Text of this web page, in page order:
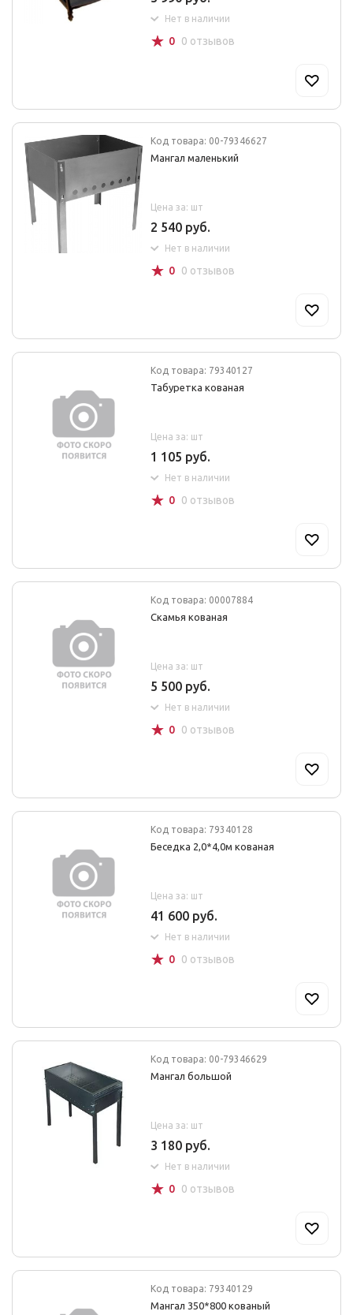
Нет в наличии
☆ 0 0 отзывов
Код товара: 00-79346627
Мангал маленький
Цена за: шт
2 540 руб.
Нет в наличии
☆ 0 0 отзывов
Код товара: 79340127
Табуретка кованая
Цена за: шт
1 105 руб.
Нет в наличии
☆ 0 0 отзывов
Код товара: 00007884
Скамья кованая
Цена за: шт
5 500 руб.
Нет в наличии
☆ 0 0 отзывов
Код товара: 79340128
Беседка 2,0*4,0м кованая
Цена за: шт
41 600 руб.
Нет в наличии
☆ 0 0 отзывов
Код товара: 00-79346629
Мангал большой
Цена за: шт
3 180 руб.
Нет в наличии
☆ 0 0 отзывов
Код товара: 79340129
Мангал 350*800 кованый